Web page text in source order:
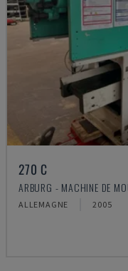
270 C
ARBURG - MACHINE DE
ALLEMAGNE 2005